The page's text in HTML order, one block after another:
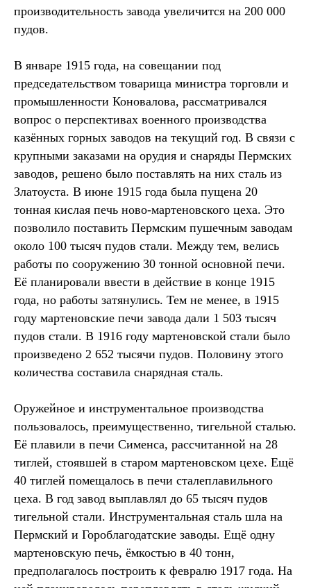
производительность завода увеличится на 200 000
пудов.
В январе 1915 года, на совещании под
председательством товарища министра торговли и
промышленности Коновалова, рассматривался
вопрос о перспективах военного производства
казённых горных заводов на текущий год. В связи с
крупными заказами на орудия и снаряды Пермских
заводов, решено было поставлять на них сталь из
Златоуста. В июне 1915 года была пущена 20
тонная кислая печь ново-мартеновского цеха. Это
позволило поставить Пермским пушечным заводам
около 100 тысяч пудов стали. Между тем, велись
работы по сооружению 30 тонной основной печи.
Её планировали ввести в действие в конце 1915
года, но работы затянулись. Тем не менее, в 1915
году мартеновские печи завода дали 1 503 тысяч
пудов стали. В 1916 году мартеновской стали было
произведено 2 652 тысячи пудов. Половину этого
количества составила снарядная сталь.
Оружейное и инструментальное производства
пользовалось, преимущественно, тигельной сталью.
Её плавили в печи Сименса, рассчитанной на 28
тиглей, стоявшей в старом мартеновском цехе. Ещё
40 тиглей помещалось в печи сталеплавильного
цеха. В год завод выплавлял до 65 тысяч пудов
тигельной стали. Инструментальная сталь шла на
Пермский и Гороблагодатские заводы. Ещё одну
мартеновскую печь, ёмкостью в 40 тонн,
предполагалось построить к февралю 1917 года. На